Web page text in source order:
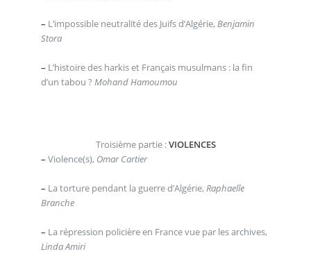
– L’impossible neutralité des Juifs d’Algérie, Benjamin
Stora
– L’histoire des harkis et Français musulmans : la fin
d’un tabou ? Mohand Hamoumou
Troisième partie :VIOLENCES
– Violence(s), Omar Cartier
– La torture pendant la guerre d’Algérie, Raphaelîe
Branche
– La répression policière en France vue par les archives,
Linda Amiri